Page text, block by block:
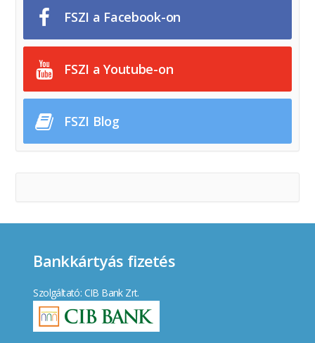
FSZI a Facebook-on
FSZI a Youtube-on
FSZI Blog
Bankkártyás fizetés
Szolgáltató: CIB Bank Zrt.